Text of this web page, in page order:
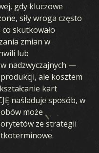
gdy kluczowe
siły wroga często
skutkowało
zmian w
lub
nadzwyczajnych —
ale kosztem
kart
naśladuje sposób, w
może
ze strategii